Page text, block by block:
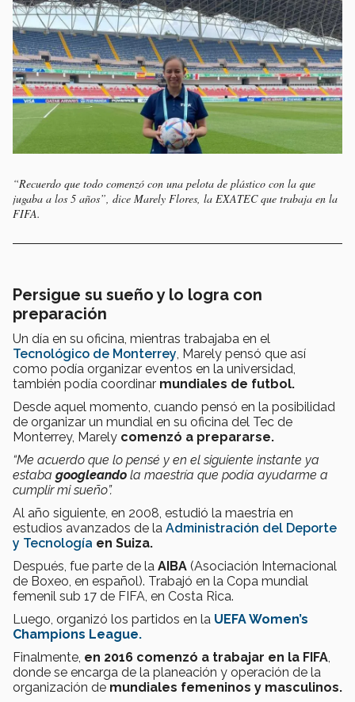
“Recuerdo que todo comenzó con una pelota de plástico con la que
jugaba a los 5 años”, dice Marely Flores, la EXATEC que trabaja en la
FIFA.
Persigue su sueño y lo logra con
preparación
Un día en su oficina, mientras trabajaba en el
Tecnológico de Monterrey, Marely pensó que así
como podía organizar eventos en la universidad,
también podía coordinar mundiales de futbol.
Desde aquel momento, cuando pensó en la posibilidad
de organizar un mundial en su oficina del Tec de
Monterrey, Marely comenzó a prepararse.
“Me acuerdo que lo pensé y en el siguiente instante ya
estaba googleando la maestría que podía ayudarme a
cumplir mi sueño”.
Al año siguiente, en 2008, estudió la maestría en
estudios avanzados de la Administración del Deporte
y Tecnología en Suiza.
Después, fue parte de la AIBA (Asociación Internacional
de Boxeo, en español). Trabajó en la Copa mundial
femenil sub 17 de FIFA, en Costa Rica.
Luego, organizó los partidos en la UEFA Women’s
Champions League.
Finalmente, en 2016 comenzó a trabajar en la FIFA,
donde se encarga de la planeación y operación de la
organización de mundiales femeninos y masculinos.